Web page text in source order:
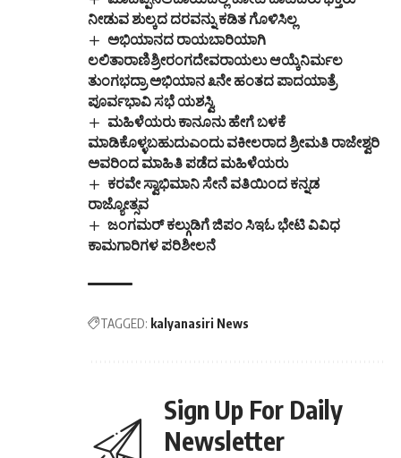
ನೀಡುವ ಶುಲ್ಕದ ದರವನ್ನು ಕಡಿತ ಗೊಳಿಸಿಲ್ಲ
ಅಭಿಯಾನದ ರಾಯಬಾರಿಯಾಗಿ
ಲಲಿತಾರಾಣಿಶ್ರೀರಂಗದೇವರಾಯಲು ಆಯ್ಕೆನಿರ್ಮಲ
ತುಂಗಭದ್ರಾ ಅಭಿಯಾನ ೩ನೇ ಹಂತದ ಪಾದಯಾತ್ರೆ
ಪೂರ್ವಭಾವಿ ಸಭೆ ಯಶಸ್ವಿ
ಮಹಿಳೆಯರು ಕಾನೂನು ಹೇಗೆ ಬಳಕೆ
ಮಾಡಿಕೊಳ್ಳಬಹುದುಎಂದು ವಕೀಲರಾದ ಶ್ರೀಮತಿ ರಾಜೇಶ್ವರಿ
ಅವರಿಂದ ಮಾಹಿತಿ ಪಡೆದ ಮಹಿಳೆಯರು
ಕರವೇ ಸ್ವಾಭಿಮಾನಿ ಸೇನೆ ವತಿಯಿಂದ ಕನ್ನಡ
ರಾಜ್ಯೋತ್ಸವ
ಜಂಗಮರ್ ಕಲ್ಗುಡಿಗೆ ಜಿಪಂ ಸಿಇಓ ಭೇಟಿ ವಿವಿಧ
ಕಾಮಗಾರಿಗಳ ಪರಿಶೀಲನೆ
TAGGED: kalyanasiri News
Sign Up For Daily
Newsletter